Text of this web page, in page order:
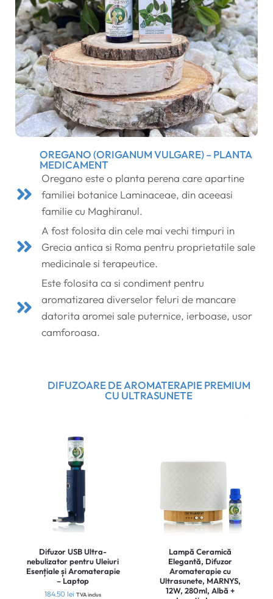
OREGANO (ORIGANUM VULGARE) – PLANTA
MEDICAMENT
Oregano este o planta perena care apartine
familiei botanice Laminaceae, din aceeasi
familie cu Maghiranul.
A fost folosita din cele mai vechi timpuri in
Grecia antica si Roma pentru proprietatile sale
medicinale si terapeutice.
Este folosita ca si condiment pentru
aromatizarea diverselor feluri de mancare
datorita aromei sale puternice, ierboase, usor
camforoasa.
DIFUZOARE DE AROMATERAPIE PREMIUM
CU ULTRASUNETE
Difuzor USB Ultra-
nebulizator pentru Uleiuri
Esențiale și Aromaterapie
– Laptop
184.50 lei TVA inclus
Lampă Ceramică
Elegantă, Difuzor
Aromaterapie cu
Ultrasunete, MARNYS,
12W, 280ml, Albă +